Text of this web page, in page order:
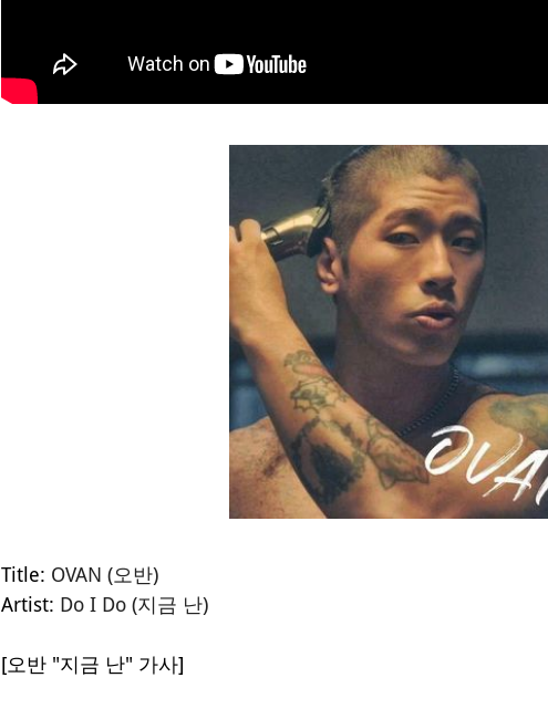
Title: OVAN (오반)
Artist: Do I Do (지금 난)
[오반 "지금 난" 가사]